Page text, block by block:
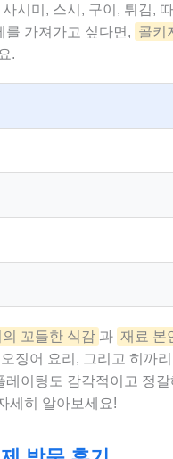
시미, 스시, 구이, 튀김,
를 가져가고 싶다면, 콜키
.
의 꼬들한 식감 과 재료 본
징어 요리, 그리고 히까
레이팅도 감각적이고 정
세히 알아보세요!